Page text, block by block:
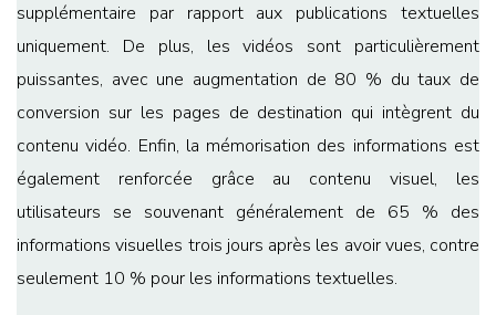
supplémentaire par rapport aux publications textuelles
uniquement. De plus, les vidéos sont particulièrement
puissantes, avec une augmentation de 80 % du taux de
conversion sur les pages de destination qui intègrent du
contenu vidéo. Enfin, la mémorisation des informations est
également renforcée grâce au contenu visuel, les
utilisateurs se souvenant généralement de 65 % des
informations visuelles trois jours après les avoir vues, contre
seulement 10 % pour les informations textuelles.